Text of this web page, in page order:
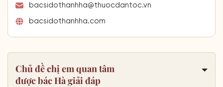
bacsidothanhha@thuocdantoc.vn
bacsidothanhha.com
Chủ đề chị em quan tâm
được bác Hà giải đáp